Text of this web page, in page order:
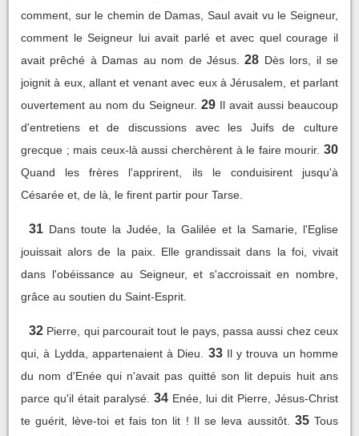
comment, sur le chemin de Damas, Saul avait vu le Seigneur,
comment le Seigneur lui avait parlé et avec quel courage il
avait prêché à Damas au nom de Jésus.
28 Dès lors, il se
joignit à eux, allant et venant avec eux à Jérusalem, et parlant
ouvertement au nom du Seigneur. 29 Il avait aussi beaucoup
d'entretiens et de discussions avec les Juifs de culture
grecque ; mais ceux-là aussi cherchèrent à le faire mourir. 30
Quand les frères l'apprirent, ils le conduisirent jusqu'à
Césarée et, de là, le firent partir pour Tarse.
31 Dans toute la Judée, la Galilée et la Samarie, l'Eglise
jouissait alors de la paix. Elle grandissait dans la foi, vivait
dans l'obéissance au Seigneur, et s'accroissait en nombre,
grâce au soutien du Saint-Esprit.
32 Pierre, qui parcourait tout le pays, passa aussi chez ceux
qui, à Lydda, appartenaient à Dieu.
33 Il y trouva un homme
du nom d'Enée qui n'avait pas quitté son lit depuis huit ans
parce qu'il était paralysé. 34 Enée, lui dit Pierre, Jésus-Christ
te guérit, lève-toi et fais ton lit ! Il se leva aussitôt.
35 Tous